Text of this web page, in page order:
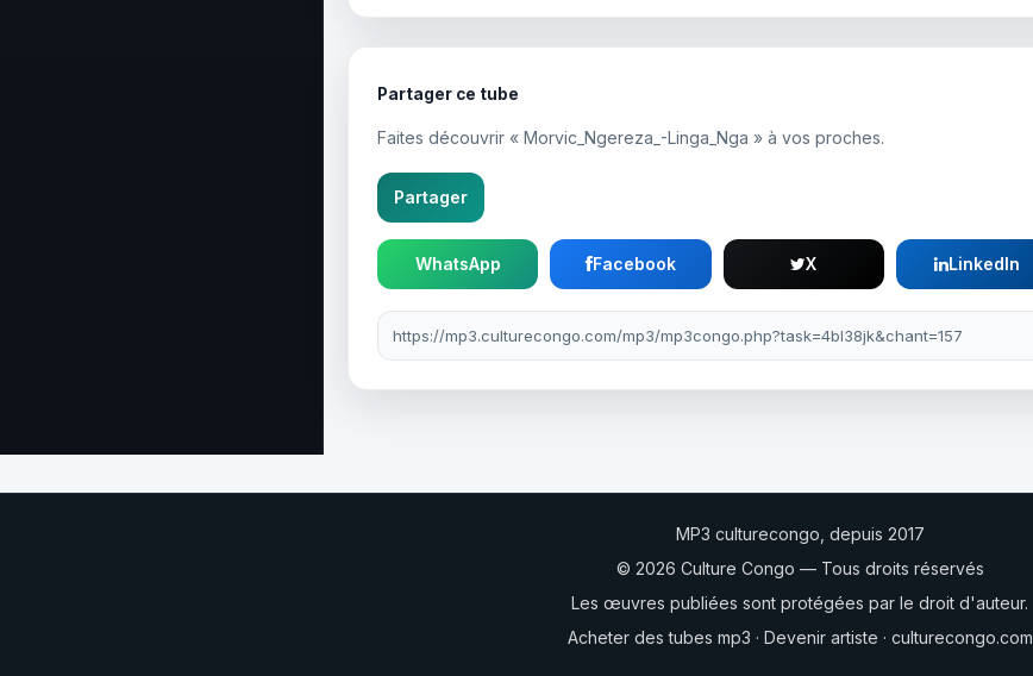
Partager ce tube
Faites découvrir « Morvic_Ngereza_-Linga_Nga » à vos proches.
Partager
WhatsApp Facebook X LinkedIn
Lien à partager
MP3 culturecongo, depuis 2017
© 2026 Culture Congo — Tous droits réservés
Les œuvres publiées sont protégées par le droit d'auteur.
Acheter des tubes mp3 · Devenir artiste · culturecongo.com